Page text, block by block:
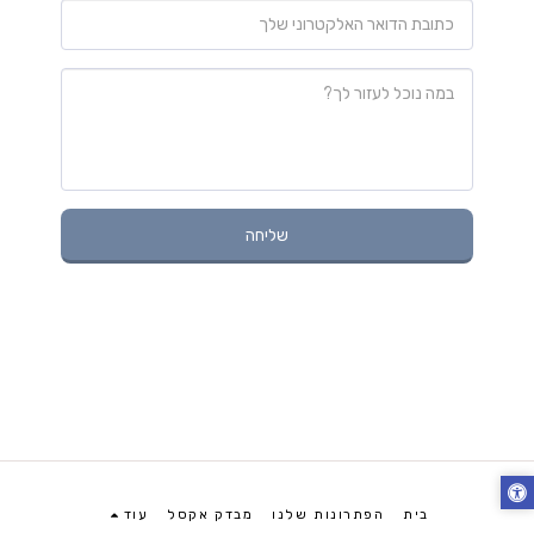
שליחה
בית הפתרונות שלנו מבדק אקסל עוד